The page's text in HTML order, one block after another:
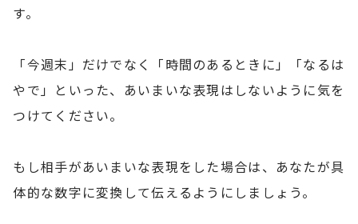
す。
「今週末」だけでなく「時間のあるときに」「なるは
やで」といった、あいまいな表現はしないように気を
つけてください。
もし相手があいまいな表現をした場合は、あなたが具
体的な数字に変換して伝えるようにしましょう。